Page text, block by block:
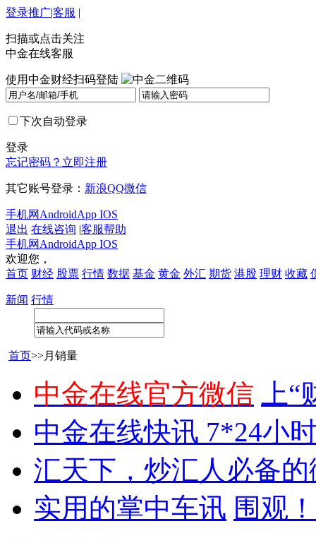
登录推广|客服 |
扫描或点击关注
中金在线客服
使用中金财经扫码登陆
下次自动登录
登录
忘记密码？ 立即注册
其它账号登录： 新浪QQ微信
手机网 AndroidApp IOS
退出 在线咨询 |客服帮助
手机网 AndroidApp IOS
欢迎您，
首页 财经 股票 行情 数据 基金 黄金 外汇 期货 港股 理财 收藏
新闻 行情
首页>>月销量
中金在线官方微信
上
中金在线快讯 7*24小
汇天下，炒汇人必备
实用的掌中车讯 围观